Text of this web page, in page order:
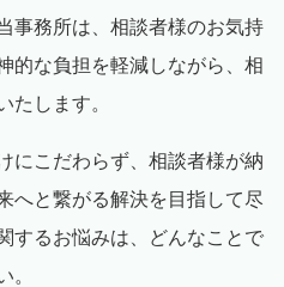
事務所は、相談者様のお気持
的な負担を軽減しながら、相
たします。
にこだわらず、相談者様が納
へと繋がる解決を目指して尽
するお悩みは、どんなことで
。